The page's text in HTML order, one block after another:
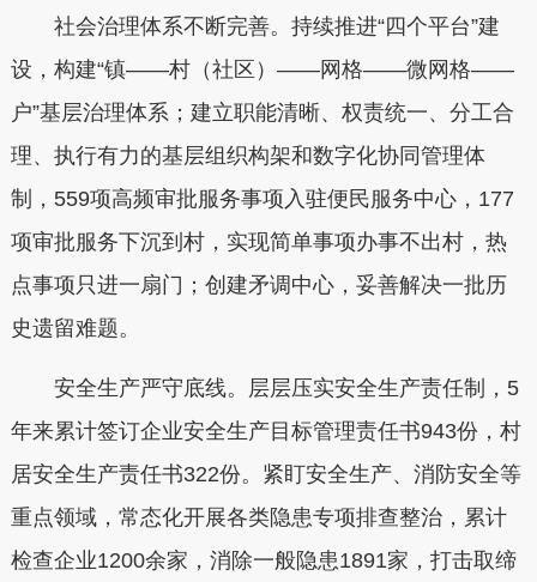
社会治理体系不断完善。持续推进“四个平台”建
设，构建“镇——村（社区）——网格——微网格——
户”基层治理体系；建立职能清晰、权责统一、分工合
理、执行有力的基层组织构架和数字化协同管理体
制，559项高频审批服务事项入驻便民服务中心，177
项审批服务下沉到村，实现简单事项办事不出村，热
点事项只进一扇门；创建矛调中心，妥善解决一批历
史遗留难题。
安全生产严守底线。层层压实安全生产责任制，5
年来累计签订企业安全生产目标管理责任书943份，村
居安全生产责任书322份。紧盯安全生产、消防安全等
重点领域，常态化开展各类隐患专项排查整治，累计
检查企业1200余家，消除一般隐患1891家，打击取缔